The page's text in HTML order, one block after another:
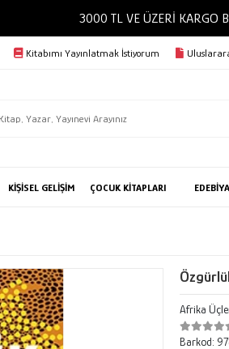
3000 TL VE ÜZERİ KARGO
Kitabımı Yayınlatmak İstiyorum
KİŞİSEL GELİŞİM ÇOCUK KİTAPLARI
Afrika
Barkod: